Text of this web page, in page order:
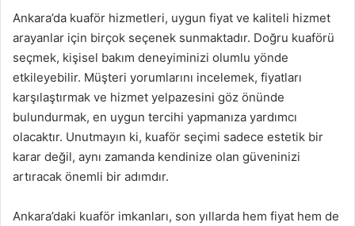
Ankara’da kuaför hizmetleri, uygun fiyat ve kaliteli hizmet
arayanlar için birçok seçenek sunmaktadır. Doğru kuaförü
seçmek, kişisel bakım deneyiminizi olumlu yönde
etkileyebilir. Müşteri yorumlarını incelemek, fiyatları
karşılaştırmak ve hizmet yelpazesini göz önünde
bulundurmak, en uygun tercihi yapmanıza yardımcı
olacaktır. Unutmayın ki, kuaför seçimi sadece estetik bir
karar değil, aynı zamanda kendinize olan güveninizi
artıracak önemli bir adımdır.
Ankara’daki kuaför imkanları, son yıllarda hem fiyat hem de